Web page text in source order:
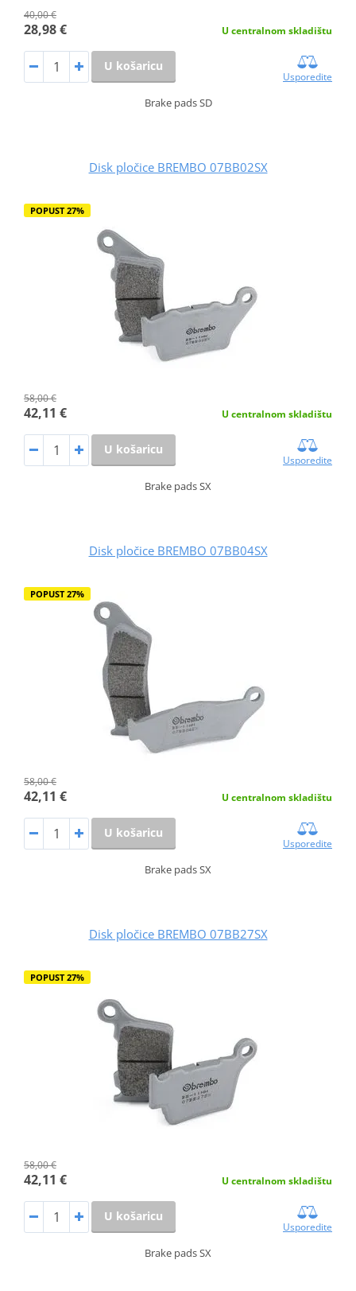
40,00 €
28,98 € U centralnom skladištu
U košaricu
Usporedite
Brake pads SD
Disk pločice BREMBO 07BB02SX
POPUST 27%
58,00 €
42,11 € U centralnom skladištu
U košaricu
Usporedite
Brake pads SX
Disk pločice BREMBO 07BB04SX
POPUST 27%
58,00 €
42,11 € U centralnom skladištu
U košaricu
Usporedite
Brake pads SX
Disk pločice BREMBO 07BB27SX
POPUST 27%
58,00 €
42,11 € U centralnom skladištu
U košaricu
Usporedite
Brake pads SX